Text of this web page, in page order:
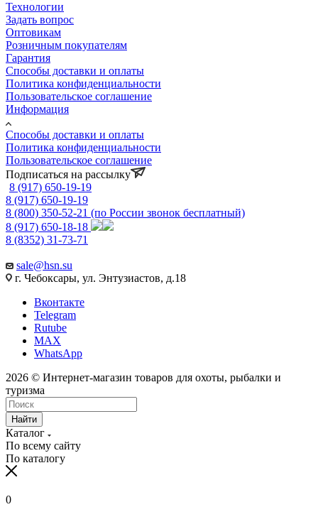
Технологии
Задать вопрос
Оптовикам
Розничным покупателям
Гарантия
Способы доставки и оплаты
Политика конфиденциальности
Пользовательское соглашение
Информация
Способы доставки и оплаты
Политика конфиденциальности
Пользовательское соглашение
Подписаться на рассылку
8 (917) 650-19-19
8 (917) 650-19-19
8 (800) 350-52-21 (по России звонок бесплатный)
8 (917) 650-18-18
8 (8352) 31-73-71
sale@hsn.su
г. Чебоксары, ул. Энтузиастов, д.18
Вконтакте
Telegram
Rutube
MAX
WhatsApp
2026 © Интернет-магазин товаров для охоты, рыбалки и
туризма
Найти
Каталог
По всему сайту
По каталогу
0